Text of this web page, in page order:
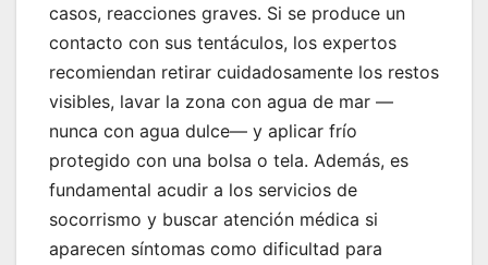
casos, reacciones graves. Si se produce un
contacto con sus tentáculos, los expertos
recomiendan retirar cuidadosamente los restos
visibles, lavar la zona con agua de mar —
nunca con agua dulce— y aplicar frío
protegido con una bolsa o tela. Además, es
fundamental acudir a los servicios de
socorrismo y buscar atención médica si
aparecen síntomas como dificultad para